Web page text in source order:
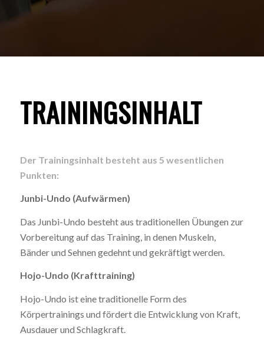
TRAININGSINHALT
Der Trainingsinhalt besteht aus 5 wesentlichen
Punkten:
Junbi-Undo (Aufwärmen)
Das Junbi-Undo besteht aus traditionellen Übungen zur
Vorbereitung auf das Training, in denen Muskeln,
Bänder und Sehnen gedehnt und gekräftigt werden.
Hojo-Undo (Krafttraining)
Hojo-Undo ist eine traditionelle Form des
Körpertrainings und fördert die Entwicklung von Kraft,
Ausdauer und Schlagkraft.